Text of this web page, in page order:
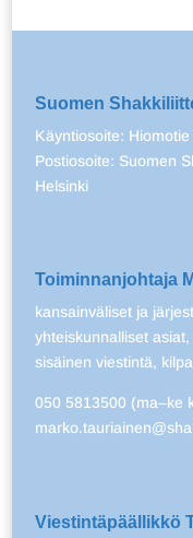
Suomen
Käyntiosoite:
Postiosoite: Suomen
Helsinki
Toiminnanjohtaja
kansainväliset ja
yhteiskunnalliset
sisäinen viestintä,
050 5813500 (ma–ke
Viestintäpäällikkö